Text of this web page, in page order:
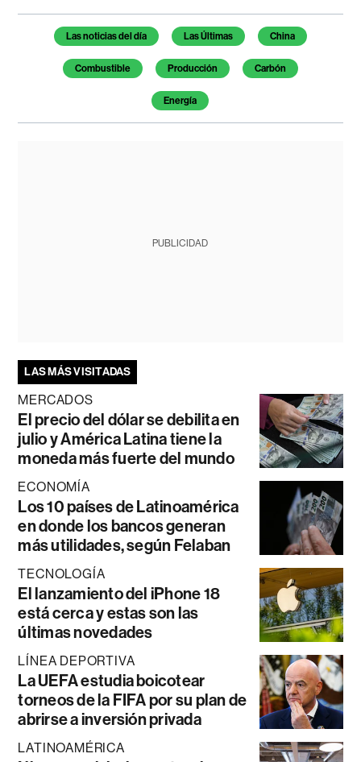
Temas de este artículo
Las noticias del día Las Últimas China
Combustible Producción Carbón
Energía
PUBLICIDAD
LAS MÁS VISITADAS
MERCADOS
El precio del dólar se debilita en
julio y América Latina tiene la
moneda más fuerte del mundo
ECONOMÍA
Los 10 países de Latinoamérica
en donde los bancos generan
más utilidades, según Felaban
TECNOLOGÍA
El lanzamiento del iPhone 18
está cerca y estas son las
últimas novedades
LÍNEA DEPORTIVA
La UEFA estudia boicotear
torneos de la FIFA por su plan de
abrirse a inversión privada
LATINOAMÉRICA